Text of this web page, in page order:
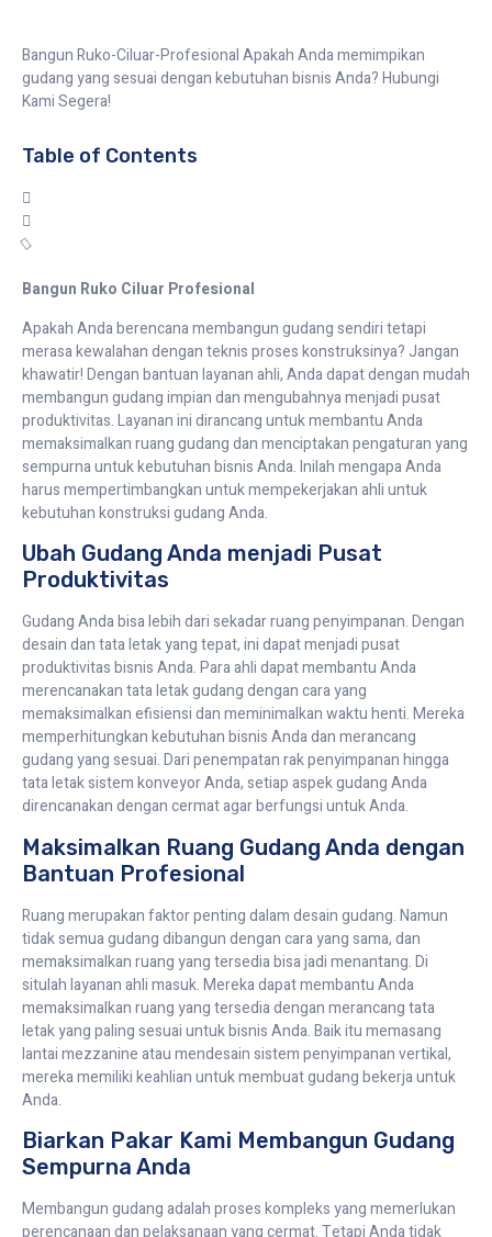
Bangun Ruko-Ciluar-Profesional Apakah Anda memimpikan
gudang yang sesuai dengan kebutuhan bisnis Anda? Hubungi
Kami Segera!
Table of Contents
Bangun Ruko Ciluar Profesional
Apakah Anda berencana membangun gudang sendiri tetapi
merasa kewalahan dengan teknis proses konstruksinya? Jangan
khawatir! Dengan bantuan layanan ahli, Anda dapat dengan mudah
membangun gudang impian dan mengubahnya menjadi pusat
produktivitas. Layanan ini dirancang untuk membantu Anda
memaksimalkan ruang gudang dan menciptakan pengaturan yang
sempurna untuk kebutuhan bisnis Anda. Inilah mengapa Anda
harus mempertimbangkan untuk mempekerjakan ahli untuk
kebutuhan konstruksi gudang Anda.
Ubah Gudang Anda menjadi Pusat
Produktivitas
Gudang Anda bisa lebih dari sekadar ruang penyimpanan. Dengan
desain dan tata letak yang tepat, ini dapat menjadi pusat
produktivitas bisnis Anda. Para ahli dapat membantu Anda
merencanakan tata letak gudang dengan cara yang
memaksimalkan efisiensi dan meminimalkan waktu henti. Mereka
memperhitungkan kebutuhan bisnis Anda dan merancang
gudang yang sesuai. Dari penempatan rak penyimpanan hingga
tata letak sistem konveyor Anda, setiap aspek gudang Anda
direncanakan dengan cermat agar berfungsi untuk Anda.
Maksimalkan Ruang Gudang Anda dengan
Bantuan Profesional
Ruang merupakan faktor penting dalam desain gudang. Namun
tidak semua gudang dibangun dengan cara yang sama, dan
memaksimalkan ruang yang tersedia bisa jadi menantang. Di
situlah layanan ahli masuk. Mereka dapat membantu Anda
memaksimalkan ruang yang tersedia dengan merancang tata
letak yang paling sesuai untuk bisnis Anda. Baik itu memasang
lantai mezzanine atau mendesain sistem penyimpanan vertikal,
mereka memiliki keahlian untuk membuat gudang bekerja untuk
Anda.
Biarkan Pakar Kami Membangun Gudang
Sempurna Anda
Membangun gudang adalah proses kompleks yang memerlukan
perencanaan dan pelaksanaan yang cermat. Tetapi Anda tidak